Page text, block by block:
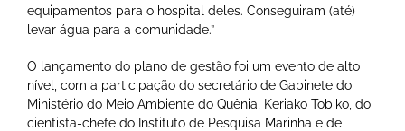
equipamentos para o hospital deles. Conseguiram (até)
levar água para a comunidade.”
O lançamento do plano de gestão foi um evento de alto
nível, com a participação do secretário de Gabinete do
Ministério do Meio Ambiente do Quênia, Keriako Tobiko, do
cientista-chefe do Instituto de Pesquisa Marinha e de